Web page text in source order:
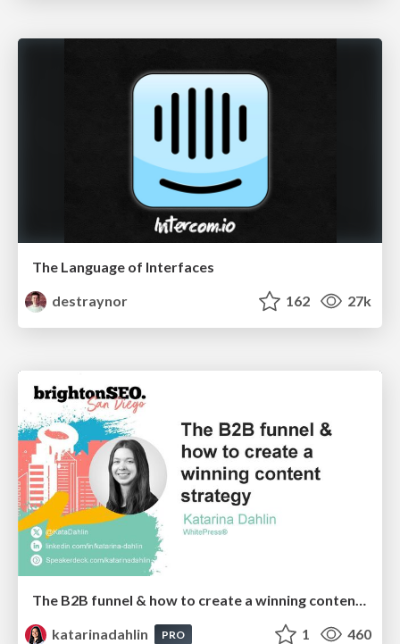
The Language of Interfaces
destraynor
162 27k
katarinadahlin
PRO 1 460